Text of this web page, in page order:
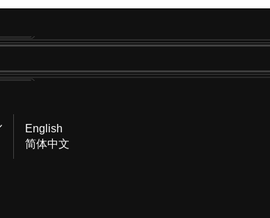
English
简体中文